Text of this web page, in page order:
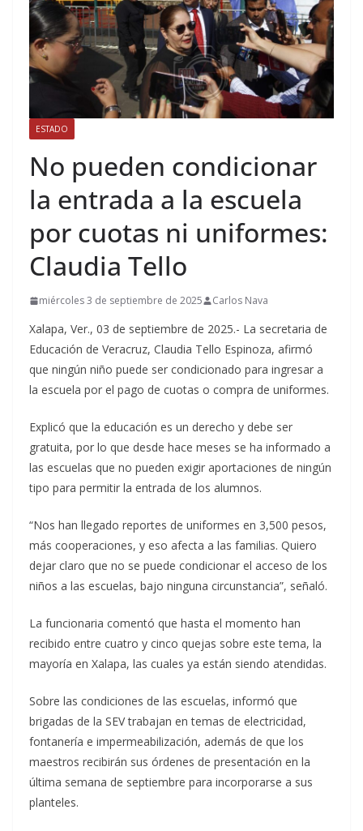
ESTADO
No pueden condicionar
la entrada a la escuela
por cuotas ni uniformes:
Claudia Tello
miércoles 3 de septiembre de 2025 Carlos Nava
Xalapa, Ver., 03 de septiembre de 2025.- La secretaria de
Educación de Veracruz, Claudia Tello Espinoza, afirmó
que ningún niño puede ser condicionado para ingresar a
la escuela por el pago de cuotas o compra de uniformes.
Explicó que la educación es un derecho y debe ser
gratuita, por lo que desde hace meses se ha informado a
las escuelas que no pueden exigir aportaciones de ningún
tipo para permitir la entrada de los alumnos.
“Nos han llegado reportes de uniformes en 3,500 pesos,
más cooperaciones, y eso afecta a las familias. Quiero
dejar claro que no se puede condicionar el acceso de los
niños a las escuelas, bajo ninguna circunstancia”, señaló.
La funcionaria comentó que hasta el momento han
recibido entre cuatro y cinco quejas sobre este tema, la
mayoría en Xalapa, las cuales ya están siendo atendidas.
Sobre las condiciones de las escuelas, informó que
brigadas de la SEV trabajan en temas de electricidad,
fontanería e impermeabilización, además de que los
maestros recibirán sus órdenes de presentación en la
última semana de septiembre para incorporarse a sus
planteles.